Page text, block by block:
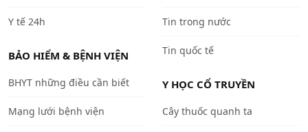
Y tế 24h
BẢO HIỂM & BỆNH VIỆN
BHYT những điều cần biết
Mạng lưới bệnh viện
Tin trong nước
Tin quốc tế
Y HỌC CỔ TRUYỀN
Cây thuốc quanh ta